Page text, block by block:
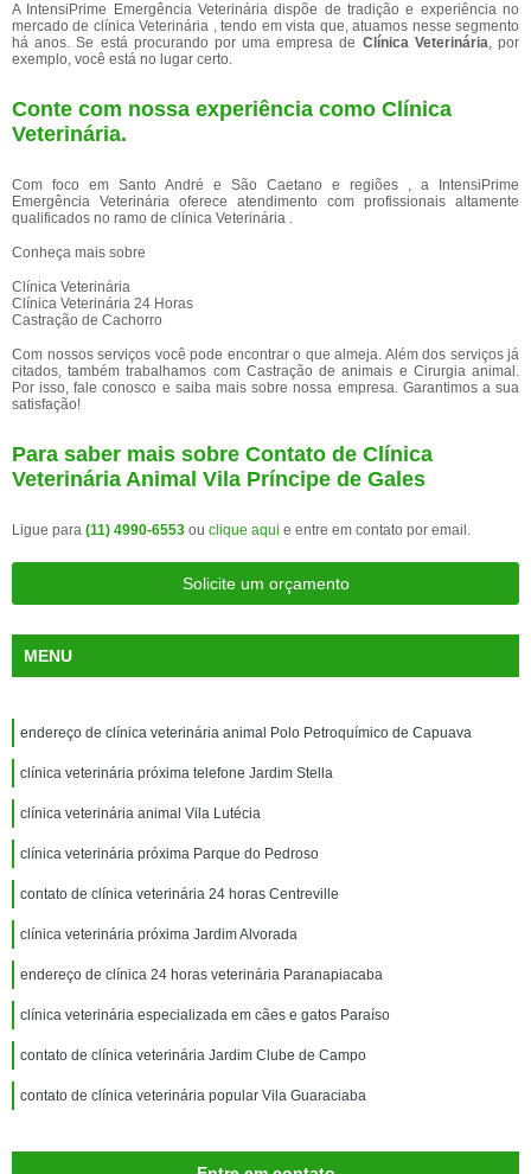
A IntensiPrime Emergência Veterinária dispõe de tradição e experiência no
mercado de clínica Veterinária , tendo em vista que, atuamos nesse segmento
há anos. Se está procurando por uma empresa de Clínica Veterinária, por
exemplo, você está no lugar certo.
Conte com nossa experiência como Clínica
Veterinária.
Com foco em Santo André e São Caetano e regiões , a IntensiPrime
Emergência Veterinária oferece atendimento com profissionais altamente
qualificados no ramo de clínica Veterinária .
Conheça mais sobre
Clínica Veterinária
Clínica Veterinária 24 Horas
Castração de Cachorro
Com nossos serviços você pode encontrar o que almeja. Além dos serviços já
citados, também trabalhamos com Castração de animais e Cirurgia animal.
Por isso, fale conosco e saiba mais sobre nossa empresa. Garantimos a sua
satisfação!
Para saber mais sobre Contato de Clínica
Veterinária Animal Vila Príncipe de Gales
Ligue para (11) 4990-6553 ou clique aqui e entre em contato por email.
Solicite um orçamento
MENU
endereço de clínica veterinária animal Polo Petroquímico de Capuava
clínica veterinária próxima telefone Jardim Stella
clínica veterinária animal Vila Lutécia
clínica veterinária próxima Parque do Pedroso
contato de clínica veterinária 24 horas Centreville
clínica veterinária próxima Jardim Alvorada
endereço de clínica 24 horas veterinária Paranapiacaba
clínica veterinária especializada em cães e gatos Paraíso
contato de clínica veterinária Jardim Clube de Campo
contato de clínica veterinária popular Vila Guaraciaba